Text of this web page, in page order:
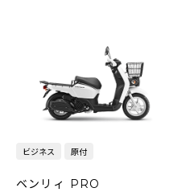
ビジネス 原付
ベンリィ PRO